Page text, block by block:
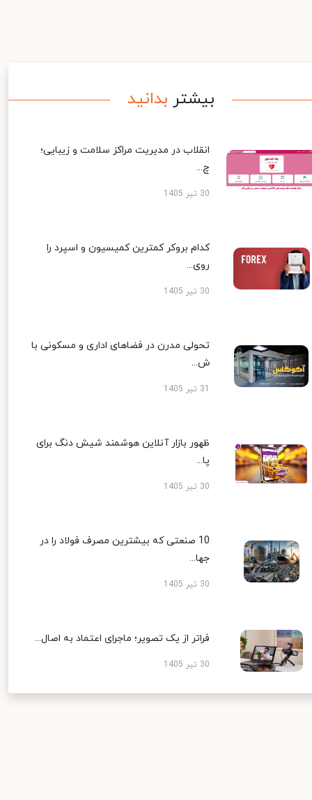
بیشتر بدانید
انقلاب در مدیریت مراکز سلامت و زیبایی؛
چ...
30 تیر 1405
کدام بروکر کمترین کمیسیون و اسپرد را
روی...
30 تیر 1405
تحولی مدرن در فضاهای اداری و مسکونی با
ش...
ظهور بازار آنلاین هوشمند شیش دنگ برای
پا...
30 تیر 1405
10 صنعتی که بیشترین مصرف فولاد را در
جها...
30 تیر 1405
فراتر از یک تصویر؛ ماجرای اعتماد به اصال...
30 تیر 1405